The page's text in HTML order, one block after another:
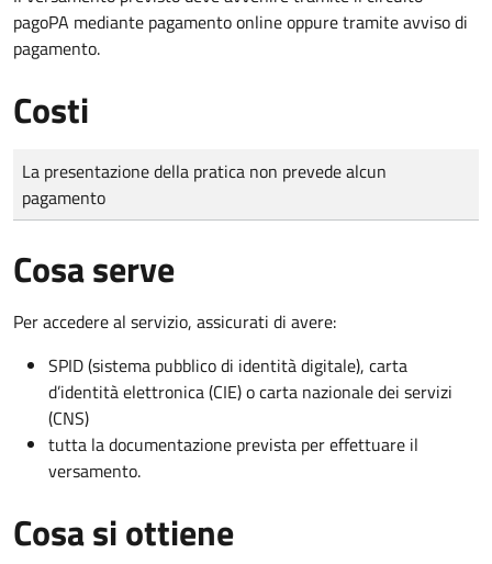
pagoPA mediante pagamento online oppure tramite avviso di
pagamento.
Costi
Tipo di pagamento
Importo
La presentazione della pratica non prevede alcun
pagamento
Cosa serve
Per accedere al servizio, assicurati di avere:
SPID (sistema pubblico di identità digitale), carta
d’identità elettronica (CIE) o carta nazionale dei servizi
(CNS)
tutta la documentazione prevista per effettuare il
versamento.
Cosa si ottiene